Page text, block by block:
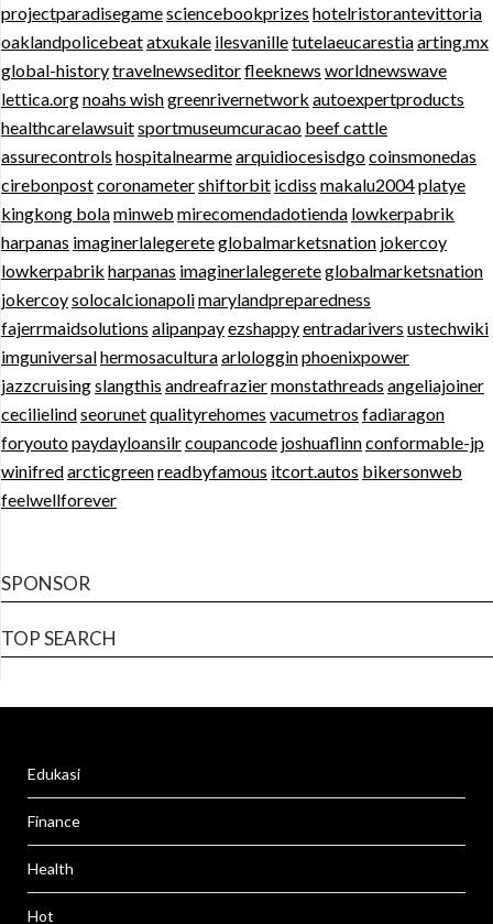
projectparadisegamesciencebookprizes hotelristorantevittoria
oaklandpolicebeatatxukale ilesvanilletutelaeucarestiaarting.mx
global-historytravelnewseditorfleeknews worldnewswave
lettica.orgnoahs wishgreenrivernetwork autoexpertproducts
healthcarelawsuitsportmuseumcuracao beef cattle
assurecontrols hospitalnearmearquidiocesisdgocoinsmonedas
cirebonpostcoronametershiftorbit icdiss makalu2004platye
kingkong bolaminweb mirecomendadotienda lowkerpabrik
harpanas imaginerlalegereteglobalmarketsnation jokercoy
lowkerpabrik harpanas imaginerlalegereteglobalmarketsnation
jokercoysolocalcionapolimarylandpreparedness
fajerrmaidsolutions alipanpayezshappyentradarivers ustechwiki
imguniversalhermosaculturaarlologginphoenixpower
jazzcruisingslangthis andreafraziermonstathreads angeliajoiner
cecilielindseorunetqualityrehomes vacumetros fadiaragon
foryoutopaydayloansilrcoupancode joshuaflinnconformable-jp
winifredarcticgreenreadbyfamous itcort.autos bikersonweb
feelwellforever
SPONSOR
TOP SEARCH
Edukasi
Finance
Health
Hot